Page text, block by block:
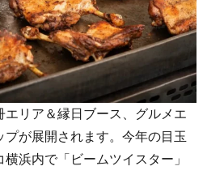
エリア＆縁日ブース、グルメエ
プが展開されます。今年の目玉
浜内で「ビームツイスター」